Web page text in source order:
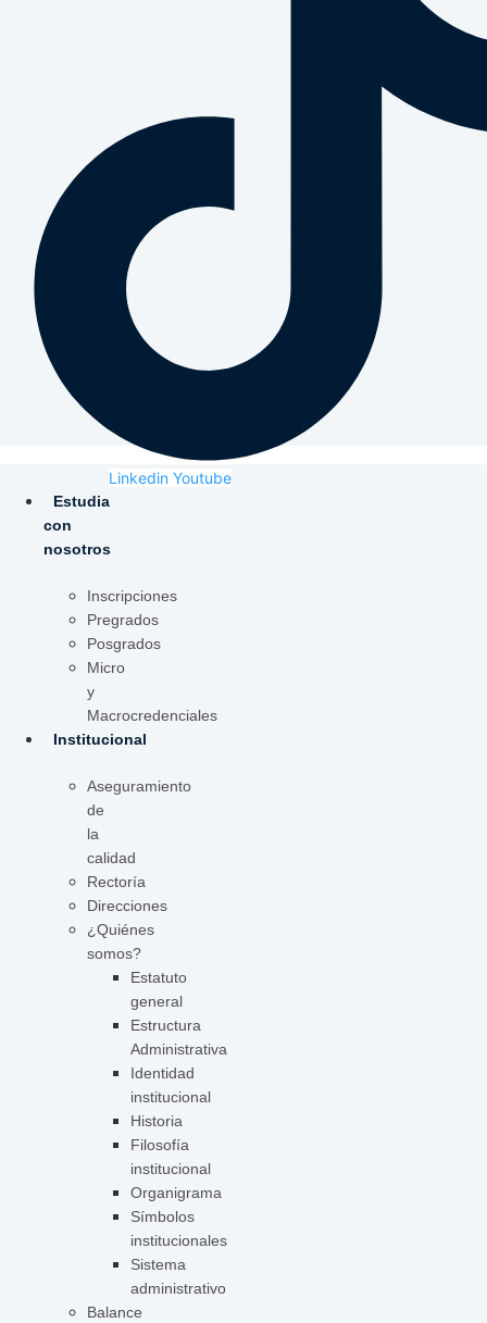
Linkedin Youtube
Estudia
con
nosotros
Inscripciones
Pregrados
Posgrados
Micro
y
Macrocredenciales
Institucional
Aseguramiento
de
la
calidad
Rectoría
Direcciones
¿Quiénes
somos?
Estatuto
general
Estructura
Administrativa
Identidad
institucional
Historia
Filosofía
institucional
Organigrama
Símbolos
institucionales
Sistema
administrativo
Balance